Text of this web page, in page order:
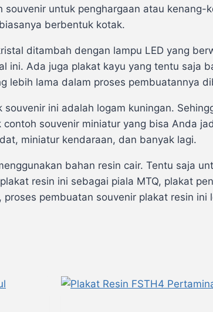
untuk penghargaan atau kenang-
berbentuk kotak.
ditambah dengan lampu LED yang
ini. Ada juga plakat kayu yang tentu saja
lebih lama dalam proses pembuatannya
ini adalah logam kuningan.
souvenir miniatur yang bisa Anda
miniatur kendaraan, dan banyak lagi.
bahan resin cair. Tentu saja
resin ini sebagai piala MTQ, plakat
pembuatan souvenir plakat resin ini